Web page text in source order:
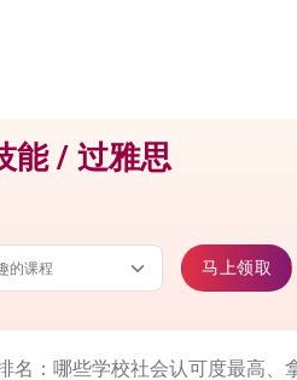
能 / 过雅思
马上领取
名：哪些学校社会认可度最高、